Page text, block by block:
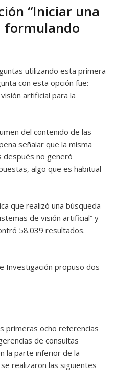
“Iniciar una
formulando
utilizando esta primera
con esta opción fue:
artificial para la
del contenido de las
señalar que la misma
después no generó
algo que es habitual
que realizó una búsqueda
de visión artificial” y
58.039 resultados.
Investigación propuso dos
primeras ocho referencias
de consultas
la parte inferior de la
realizaron las siguientes